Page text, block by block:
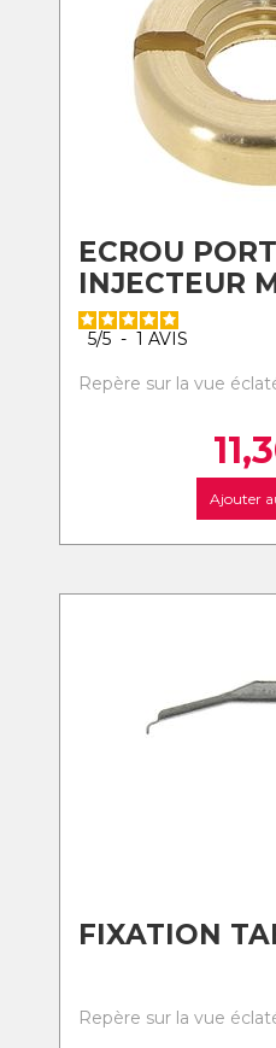
ECROU
INJECTEUR
5/5 - 1 AVIS
Repère sur la vue
Ajouter
FIXATION
Repère sur la vue